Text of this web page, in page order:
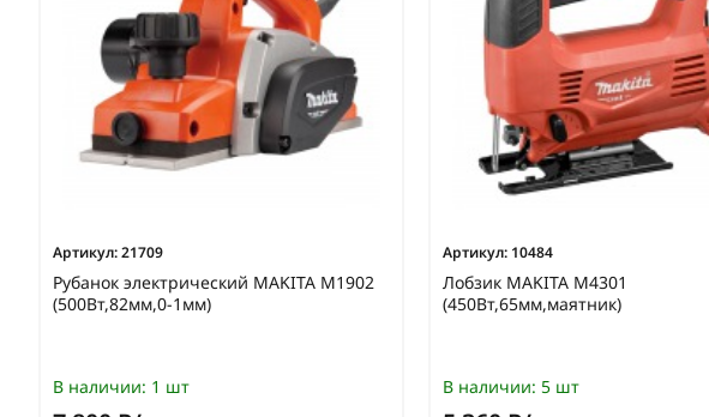
Артикул:21709
Рубанок электрический MAKITA M1902
(500Вт,82мм,0-1мм)
В наличии: 1 шт
Артикул: 10484
Лобзик MAKITA M4301
(450Вт,65мм,маятник)
В наличии: 5 шт